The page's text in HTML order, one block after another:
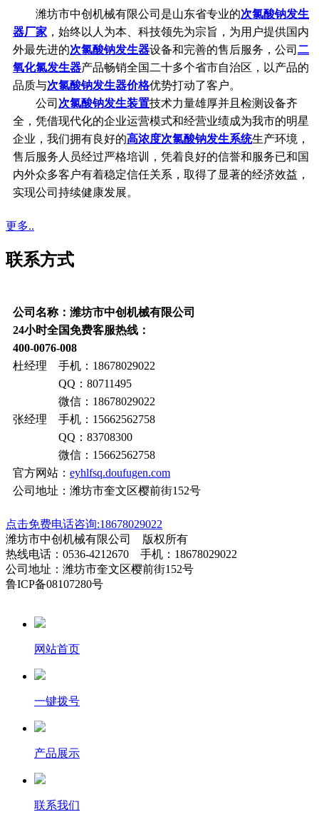
潍坊市中创机械有限公司是山东省专业的次氯酸钠发生
器厂家 ，始终以人为本、科技领先为宗旨，为用户提供国内
外最先进的次氯酸钠发生器设备和完善的售后服务，公司 二
氧化氯发生器产品畅销全国二十多个省市自治区，以产品的
品质与次氯酸钠发生器价格优势打动了客户。
公司 次氯酸钠发生装置技术力量雄厚并且检测设备齐
全，凭借现代化的企业运营模式和经营业绩成为我市的明星
企业，我们拥有良好的高浓度次氯酸钠发生系统生产环境，
售后服务人员经过严格培训，凭着良好的信誉和服务已和国
内外众多客户有着稳定信任关系，取得了显著的经济效益，
实现公司持续健康发展。
更多..
联系方式
公司名称：潍坊市中创机械有限公司
24小时全国免费客服热线：
400-0076-008
杜经理 手机：18678029022
QQ：80711495
微信：18678029022
张经理 手机：15662562758
QQ：83708300
微信：15662562758
官方网站： eyhlfsq.doufugen.com
公司地址：潍坊市奎文区樱前街152号
点击免费电话咨询:18678029022
潍坊市中创机械有限公司 版权所有
热线电话：0536-4212670 手机：18678029022
公司地址：潍坊市奎文区樱前街152号
鲁ICP备08107280号
网站首页
一键拨号
产品展示
联系我们